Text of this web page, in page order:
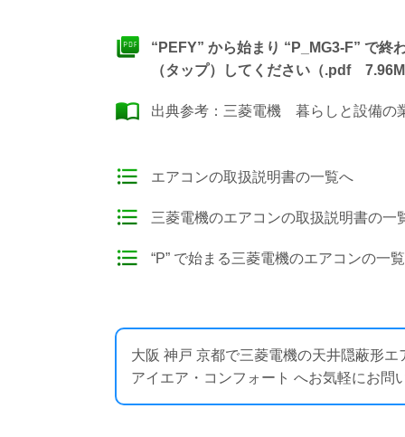
“PEFY” から始まり “P_MG3-F” で終
（タップ）してください（.pdf
出典参考： 三菱電機 暮らしと設備の
エアコンの取扱説明書の一覧へ
三菱電機のエアコンの取扱説明書の一
“P” で始まる三菱電機のエアコンの一
大阪 神戸 京都で三菱電機の天井隠蔽形
アイエア・コンフォート へお気軽にお問